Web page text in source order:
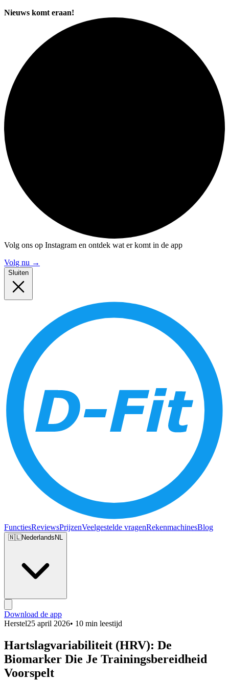
Nieuws komt eraan!
Volg ons op Instagram en ontdek wat er komt in de app
Volg nu →
Sluiten
FunctiesReviewsPrijzenVeelgestelde vragenRekenmachinesBlog
🇳🇱NederlandsNL
Download de app
Herstel25 april 2026• 10 min leestijd
Hartslagvariabiliteit (HRV): De
Biomarker Die Je Trainingsbereidheid
Voorspelt